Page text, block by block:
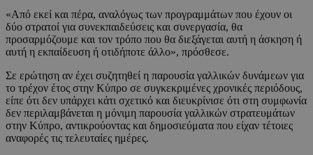
«Από εκεί και πέρα, αναλόγως των προγραμμάτων που έχουν οι
δύο στρατοί για συνεκπαιδεύσεις και συνεργασία, θα
προσαρμόζουμε και τον τρόπο που θα διεξάγεται αυτή η άσκηση ή
αυτή η εκπαίδευση ή οτιδήποτε άλλο», πρόσθεσε.
Σε ερώτηση αν έχει συζητηθεί η παρουσία γαλλικών δυνάμεων για
το τρέχον έτος στην Κύπρο σε συγκεκριμένες χρονικές περιόδους,
είπε ότι δεν υπάρχει κάτι σχετικό και διευκρίνισε ότι στη συμφωνία
δεν περιλαμβάνεται η μόνιμη παρουσία γαλλικών στρατευμάτων
στην Κύπρο, αντικρούοντας και δημοσιεύματα που είχαν τέτοιες
αναφορές τις τελευταίες ημέρες.